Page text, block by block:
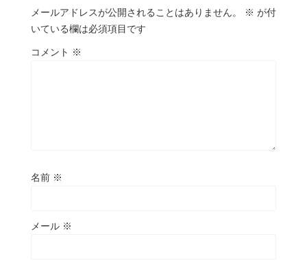
メールアドレスが公開されることはありません。 ※ が付
いている欄は必須項目です
コメント ※
名前 ※
メール ※